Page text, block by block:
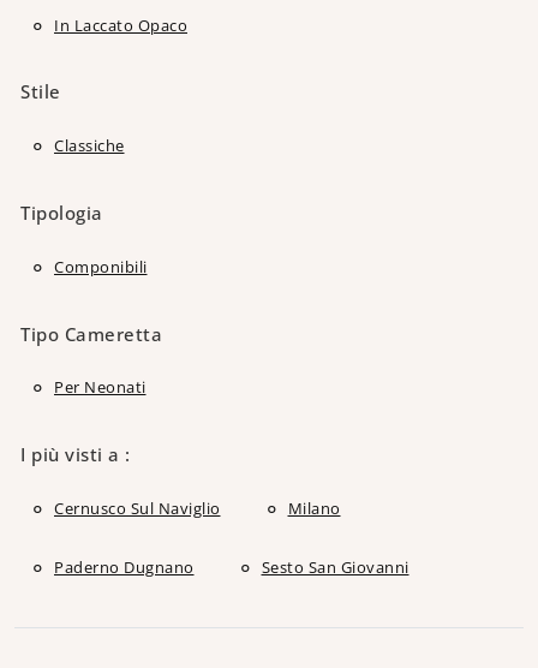
In Laccato Opaco
Stile
Classiche
Tipologia
Componibili
Tipo Cameretta
Per Neonati
I più visti a :
Cernusco Sul Naviglio Milano
Paderno Dugnano Sesto San Giovanni